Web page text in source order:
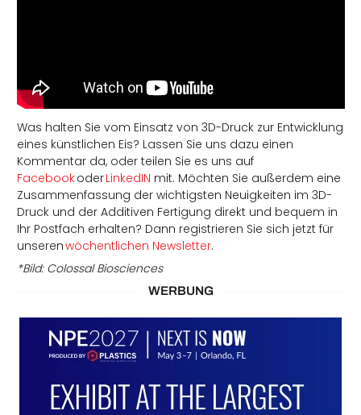
Was halten Sie vom Einsatz von 3D-Druck zur Entwicklung
eines künstlichen Eis? Lassen Sie uns dazu einen
Kommentar da, oder teilen Sie es uns auf
FacebookoderLinkedIN mit. Möchten Sie außerdem eine
Zusammenfassung der wichtigsten Neuigkeiten im 3D-
Druck und der Additiven Fertigung direkt und bequem in
Ihr Postfach erhalten? Dann registrieren Sie sich jetzt für
unserenwöchentlichen Newsletter.
*Bild: Colossal Biosciences
WERBUNG